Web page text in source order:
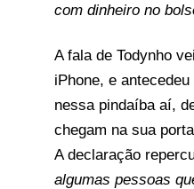
com dinheiro no
A fala de Todynho
iPhone, e
nessa pindaíba aí,
chegam na sua
A declaração
algumas pessoas